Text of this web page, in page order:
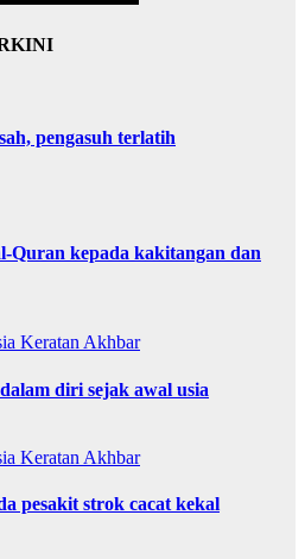
pengasuh terlatih
Quran kepada kakitangan dan
Keratan Akhbar
diri sejak awal usia
Keratan Akhbar
pesakit strok cacat kekal